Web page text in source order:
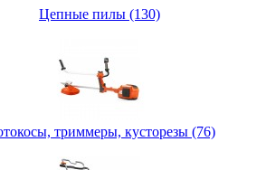
Цепные пилы (130)
триммеры, кусторезы (76)